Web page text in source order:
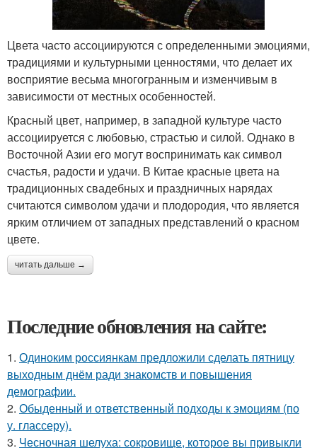
Цвета часто ассоциируются с определенными эмоциями,
традициями и культурными ценностями, что делает их
восприятие весьма многогранным и изменчивым в
зависимости от местных особенностей.
Красный цвет, например, в западной культуре часто
ассоциируется с любовью, страстью и силой. Однако в
Восточной Азии его могут воспринимать как символ
счастья, радости и удачи. В Китае красные цвета на
традиционных свадебных и праздничных нарядах
считаются символом удачи и плодородия, что является
ярким отличием от западных представлений о красном
цвете.
читать дальше →
Последние обновления на сайте:
1. Одиноким россиянкам предложили сделать пятницу
выходным днём ради знакомств и повышения
демографии.
2. Обыденный и ответственный подходы к эмоциям (по
у. глассеру).
3. Чесночная шелуха: сокровище, которое вы привыкли